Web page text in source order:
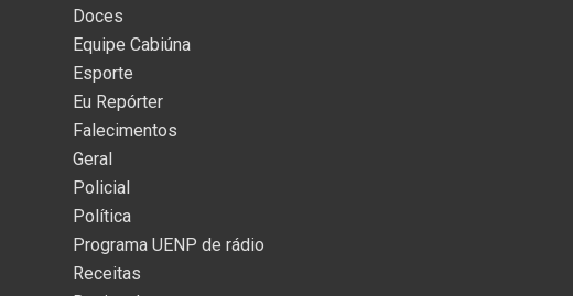
Doces
Equipe Cabiúna
Esporte
Eu Repórter
Falecimentos
Geral
Policial
Política
Programa UENP de rádio
Receitas